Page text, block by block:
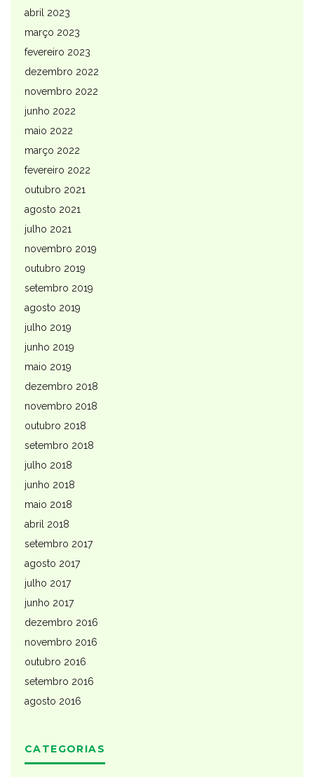
abril 2023
março 2023
fevereiro 2023
dezembro 2022
novembro 2022
junho 2022
maio 2022
março 2022
fevereiro 2022
outubro 2021
agosto 2021
julho 2021
novembro 2019
outubro 2019
setembro 2019
agosto 2019
julho 2019
junho 2019
maio 2019
dezembro 2018
novembro 2018
outubro 2018
setembro 2018
julho 2018
junho 2018
maio 2018
abril 2018
setembro 2017
agosto 2017
julho 2017
junho 2017
dezembro 2016
novembro 2016
outubro 2016
setembro 2016
agosto 2016
CATEGORIAS